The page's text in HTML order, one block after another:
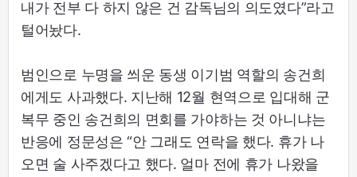
내가 전부 다 하지 않은 건 감독님의 의도였다”라고
털어놨다.
범인으로 누명을 씌운 동생 이기범 역할의 송건희
에게도 사과했다. 지난해 12월 현역으로 입대해 군
복무 중인 송건희의 면회를 가야하는 것 아니냐는
반응에 정문성은 “안 그래도 연락을 했다. 휴가 나
오면 술 사주겠다고 했다. 얼마 전에 휴가 나왔을